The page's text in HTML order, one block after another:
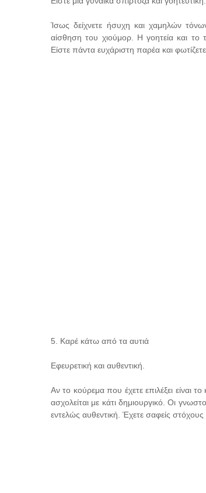
Ίσως δείχνετε ήσυχη και χαμηλών
αίσθηση του χιούμορ. Η γοητεία και το
Είστε πάντα ευχάριστη παρέα και
5. Καρέ κάτω από τα αυτιά
Εφευρετική και αυθεντική.
Αν το κούρεμα που έχετε επιλέξει είναι
ασχολείται με κάτι δημιουργικό. Οι
εντελώς αυθεντική. Έχετε σαφείς